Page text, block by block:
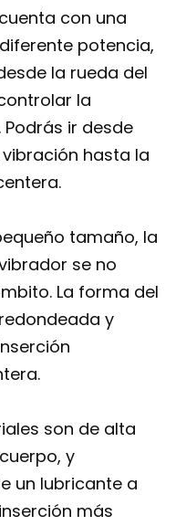
con una
potencia,
la rueda del
la
ir desde
hasta la
tamaño, la
se no
La forma del
y
son de alta
y
un lubricante a
más